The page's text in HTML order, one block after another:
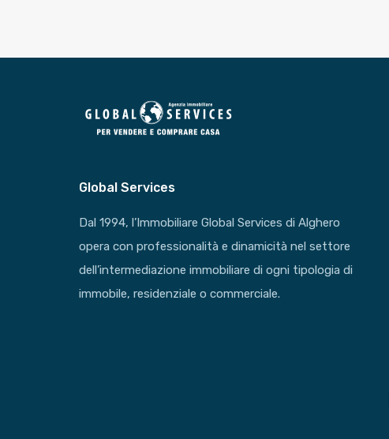
Global Services
Dal 1994, l’Immobiliare Global Services di Alghero
opera con professionalità e dinamicità nel settore
dell’intermediazione immobiliare di ogni tipologia di
immobile, residenziale o commerciale.